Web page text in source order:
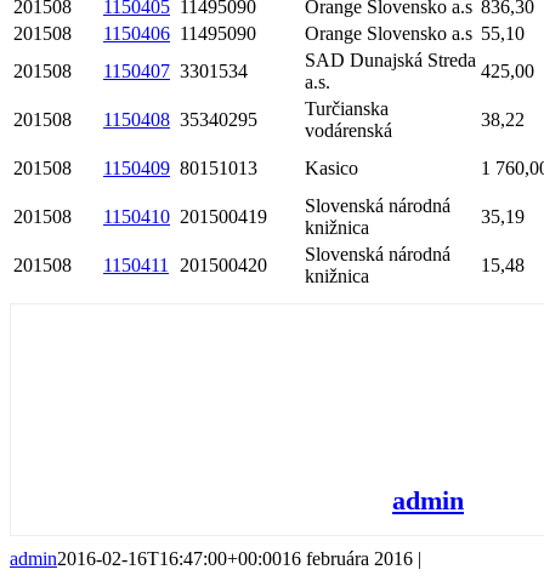
201508
1150405 11495090 Orange Slovensko a.s 836,30
201508
1150406 11495090 Orange Slovensko a.s 55,10
201508
1150407 3301534
SAD Dunajská Streda
a.s.
425,00
201508 1150408 35340295
Turčianska
vodárenská
38,22
201508 1150409 80151013 Kasico 1
201508 1150410 201500419
Slovenská národná
knižnica
35,19
201508 1150411 201500420
Slovenská národná
knižnica
15,48
admin
admin2016-02-16T16:47:00+00:0016 februára 2016 |